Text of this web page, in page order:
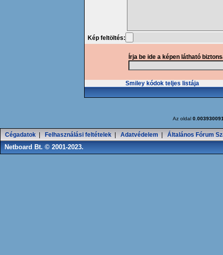
Kép feltöltés:
Írja be ide a képen látható
Smiley kódok teljes listája
Az oldal
Cégadatok Felhasználási feltételek Adatvédelem Általános Fórum
Netboard Bt. © 2001-2023.